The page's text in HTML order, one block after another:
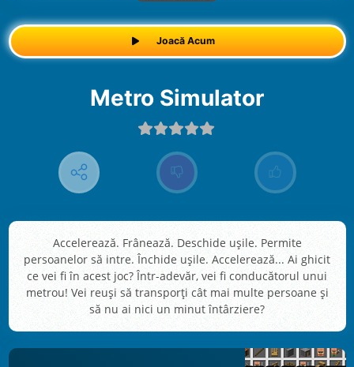
Joacă Acum
Metro Simulator
Accelerează. Frânează. Deschide ușile. Permite
persoanelor să intre. Închide ușile. Accelerează... Ai ghicit
ce vei fi în acest joc? Într-adevăr, vei fi conducătorul unui
metrou! Vei reuși să transporți cât mai multe persoane și
să nu ai nici un minut întârziere?